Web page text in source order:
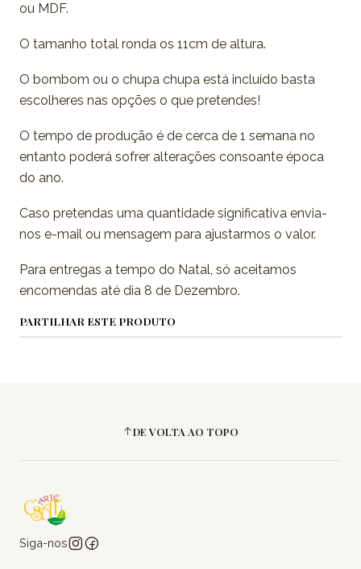
ou MDF.
O tamanho total ronda os 11cm de altura.
O bombom ou o chupa chupa está incluído basta
escolheres nas opções o que pretendes!
O tempo de produção é de cerca de 1 semana no
entanto poderá sofrer alterações consoante época
do ano.
Caso pretendas uma quantidade significativa envia-
nos e-mail ou mensagem para ajustarmos o valor.
Para entregas a tempo do Natal, só aceitamos
encomendas até dia 8 de Dezembro.
PARTILHAR ESTE PRODUTO
DE VOLTA AO TOPO
Siga-nos